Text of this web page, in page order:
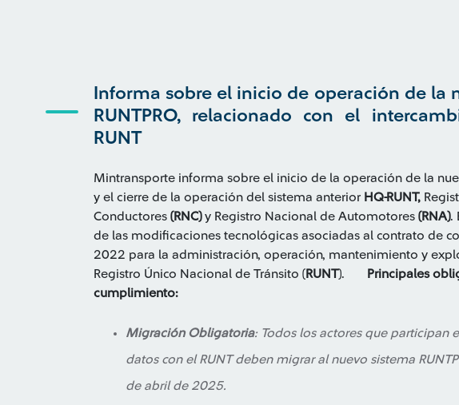
Informa sobre el inicio de operación de la
RUNTPRO, relacionado con el
RUNT
Mintransporte informa sobre el inicio de la operación de la
y el cierre de la operación del sistema anterior HQ-RUNT,
Conductores (RNC)y Registro Nacional de Automotores (RNA).
de las modificaciones tecnológicas asociadas al contrato de
2022 para la administración, operación, mantenimiento y
Registro Único Nacional de Tránsito (RUNT).
Principales
cumplimiento:
Migración Obligatoria: Todos los actores que participan
datos con el RUNT deben migrar al nuevo sistema
de abril de 2025.